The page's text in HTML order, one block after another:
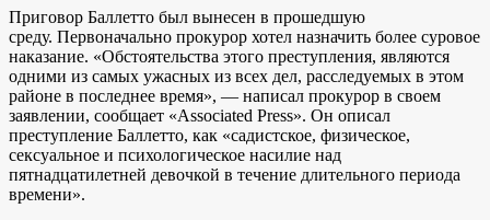
Приговор Баллетто был вынесен в прошедшую
среду. Первоначально прокурор хотел назначить более суровое
наказание. «Обстоятельства этого преступления, являются
одними из самых ужасных из всех дел, расследуемых в этом
районе в последнее время», — написал прокурор в своем
заявлении, сообщает «Associated Press». Он описал
преступление Баллетто, как «садистское, физическое,
сексуальное и психологическое насилие над
пятнадцатилетней девочкой в ​​течение длительного периода
времени».